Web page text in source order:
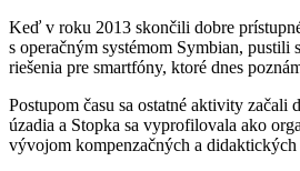
Keď v roku 2013 skončili dobre
s operačným systémom Symbian, pustili
riešenia pre smartfóny, ktoré dnes
Postupom času sa ostatné aktivity začali
úzadia a Stopka sa vyprofilovala ako
vývojom kompenzačných a didaktických